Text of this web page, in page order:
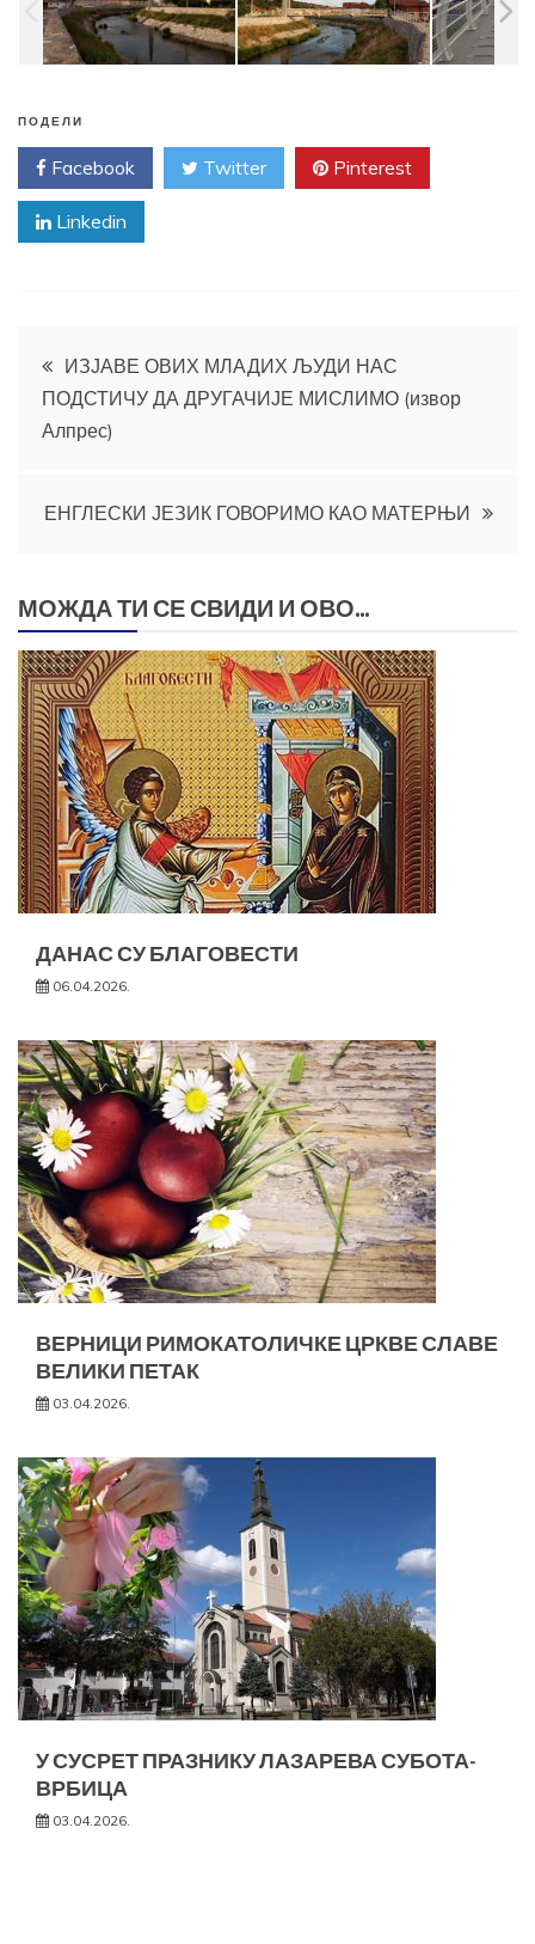
ПОДЕЛИ
Facebook Twitter Pinterest
Linkedin
Кретање
чланка
ИЗЈАВЕ ОВИХ МЛАДИХ ЉУДИ НАС
ПОДСТИЧУ ДА ДРУГАЧИЈЕ МИСЛИМО (извор
Алпрес)
ЕНГЛЕСКИ ЈЕЗИК ГОВОРИМО КАО МАТЕРЊИ
МОЖДА ТИ СЕ СВИДИ И ОВО...
ДАНАС СУ БЛАГОВЕСТИ
06.04.2026.
ВЕРНИЦИ РИМОКАТОЛИЧКЕ ЦРКВЕ СЛАВЕ
ВЕЛИКИ ПЕТАК
03.04.2026.
У СУСРЕТ ПРАЗНИКУ ЛАЗАРЕВА СУБОТА-
ВРБИЦА
03.04.2026.